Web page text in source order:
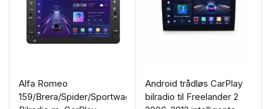
Alfa Romeo
159/Brera/Spider/Sportwagon
Android trådløs CarPlay
bilradio til Freelander 2